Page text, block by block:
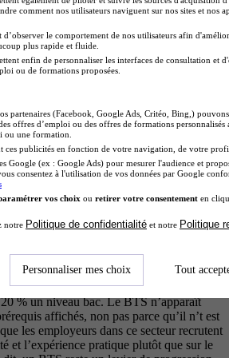
de l’activité.
moto ?
entre plusieurs types de structures : les
(un seul constructeur représenté sur une
(garages appartenant
les ateliers indépendants généralistes
motos et scooters, et pour les profils les
de préparation moto de compétition.
:près de 30 % des embauches se font en
courts (moins d’un mois) représentent
France Travail. C’est là une proportion
par les remplacements saisonniers et
ce secteur. Avec de l’expérience et un
naturel pour la grande majorité
dans leur poste.
instructives sur le niveau de
France Travail, 80 % d’entre elles ciblent
% un niveau bac. Le BTS n’apparaît
affichés, non pas parce qu’il n’t est
les employeurs dans ce secteur recrutent
et l’expérience pratique plutôt que sur le
comment nos utilisateurs naviguent sur nos sites et nos
d’observer le comportement de nos utilisateurs afin
plus rapide et fluide.
enfin de personnaliser les interfaces de consultation et
ou de formations proposées.
partenaires (Facebook, Google Ads, Critéo, Bing,)
offres d’emploi ou des offres de formations
ou une formation.
ces publicités en fonction de votre navigation, de votre
Google (ex : Google Ads) pour mesurer l'audience et
consentez à l'utilisation de vos données par Google
vos choix ou retirer votre consentement en
notre Politique de confidentialité et notre Politique
Personnaliser mes choix Tout